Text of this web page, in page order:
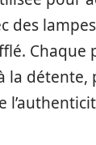
des
Chaque
la détente,